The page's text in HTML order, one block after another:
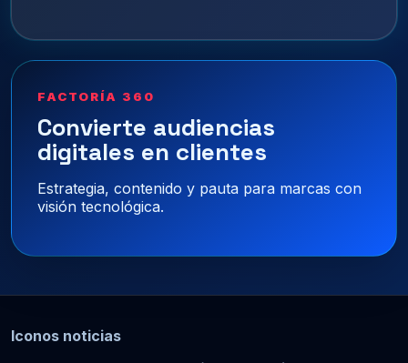
FACTORÍA 360
Convierte audiencias
digitales en clientes
Estrategia, contenido y pauta para marcas con
visión tecnológica.
Iconos noticias